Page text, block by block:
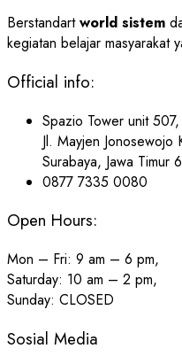
Berstandartworld sistem
kegiatan belajar masyarakat
Official info:
Spazio Tower unit 507,
Jl. Mayjen Jonosewojo
Surabaya, Jawa Timur
0877 7335 0080
Open Hours:
Mon – Fri: 9
Saturday: 10 am – 2 pm,
Sunday: CLOSED
Sosial Media